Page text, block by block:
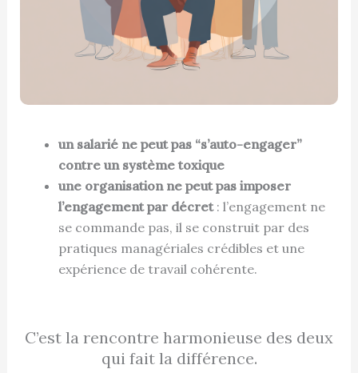
un salarié ne peut pas “s’auto-engager”
contre un système toxique
une organisation ne peut pas imposer
l’engagement par décret: l’engagement ne
se commande pas, il se construit par des
pratiques managériales crédibles et une
expérience de travail cohérente.
C’est la rencontre harmonieuse des deux
qui fait la différence.